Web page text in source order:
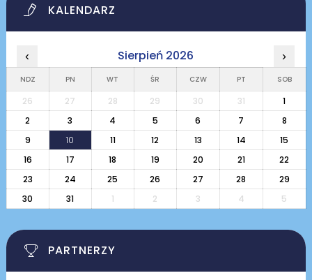
KALENDARZ
‹ Sierpień 2026 ›
NDZ PN WT ŚR CZW PT SOB
26 27 28 29 30 31
1
2
3 4 5 6 7
8
9
10 11 12 13 14
15
16
17 18 19 20 21
22
23
24 25 26 27 28
29
30
31 1 2 3 4 5
PARTNERZY